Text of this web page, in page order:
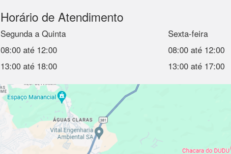
Horário de Atendimento
Segunda a Quinta
08:00 até 12:00
13:00 até 18:00
Sexta-feira
08:00 até 12:00
13:00 até 17:00